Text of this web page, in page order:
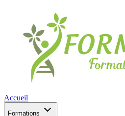
Accueil
Formations